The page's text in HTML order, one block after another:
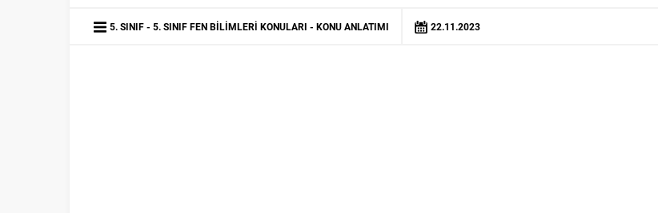
5. SINIF 5. SINIF FEN BILIMLERI KONULARI KONU ANLATIMI 22.11.2023